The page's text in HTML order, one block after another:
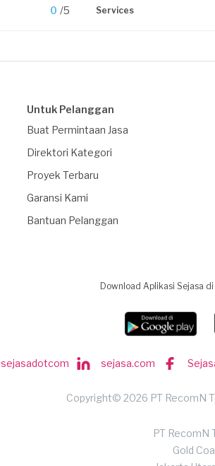
0 /5 Services
Untuk Pelanggan
Buat Permintaan Jasa
Direktori Kategori
Proyek Terbaru
Garansi Kami
Bantuan Pelanggan
Download Aplikasi Sejasa di
sejasadotcom sejasa.com
Copyright© 2026 PT RecomN
PT RecomN
Gold